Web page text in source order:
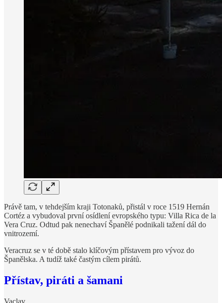
Právě tam, v tehdejším kraji Totonaků, přistál v roce 1519 Hernán
Cortéz a vybudoval první osídlení evropského typu: Villa Rica de la
Vera Cruz. Odtud pak nenechaví Španělé podnikali tažení dál do
vnitrozemí.
Veracruz se v té době stalo klíčovým přístavem pro vývoz do
Španělska. A tudíž také častým cílem pirátů.
Přístav, piráti a šamani
Vaclav